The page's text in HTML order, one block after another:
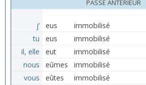
PASSÉ ANTÉRIEUR
j’ eus
immobilisé
tu
eus
immobilisé
il, elle
eut
immobilisé
nous
eûmes
immobilisé
vous
eûtes
immobilisé